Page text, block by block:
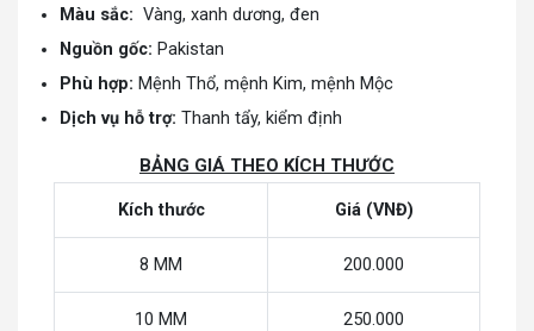
Màu sắc: Vàng, xanh dương, đen
Nguồn gốc: Pakistan
Phù hợp: Mệnh Thổ, mệnh Kim, mệnh Mộc
Dịch vụ hỗ trợ: Thanh tẩy, kiểm định
BẢNG GIÁ THEO KÍCH THƯỚC
Kích thước Giá (VNĐ)
8 MM 200.000
10 MM 250.000